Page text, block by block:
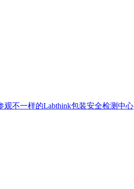
观不一样的Labthink包装安全检测中心